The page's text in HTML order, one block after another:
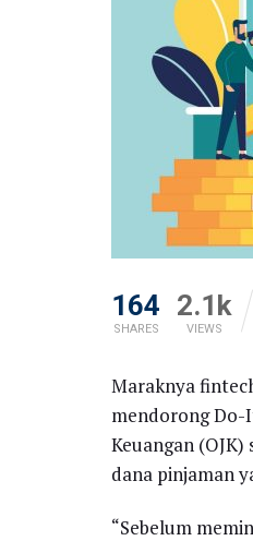
164
SHARES
2.1k
VIEWS
Maraknya
mendorong Do-
Keuangan
dana pinjaman
“Sebelum